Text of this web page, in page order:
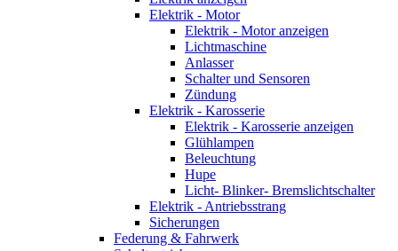
Elektrik - Motor
Elektrik - Motor anzeigen
Lichtmaschine
Anlasser
Schalter und Sensoren
Zündung
Elektrik - Karosserie
Elektrik - Karosserie anzeigen
Glühlampen
Beleuchtung
Hupe
Licht- Blinker- Bremslichtschalter
Elektrik - Antriebsstrang
Sicherungen
Federung & Fahrwerk